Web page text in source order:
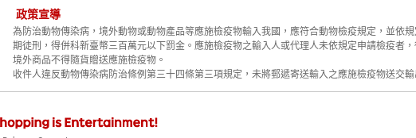
政策宣導
為防治動物傳染病，境外動物或動物產品等應施檢疫物輸入我國，應符合動物檢疫規定，並依
期徒刑，得併科新臺幣三百萬元以下罰金。應施檢疫物之輸入人或代理人未依規定申請檢疫者
境外商品不得隨貨贈送應施檢疫物。
收件人違反動物傳染病防治條例第三十四條第三項規定，未將郵遞寄送輸入之應施檢疫物送交